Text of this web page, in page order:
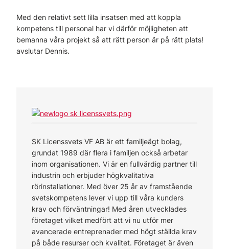
Med den relativt sett lilla insatsen med att koppla
kompetens till personal har vi därför möjligheten att
bemanna våra projekt så att rätt person är på rätt plats!
avslutar Dennis.
SK Licenssvets VF AB är ett familjeägt bolag,
grundat 1989 där flera i familjen också arbetar
inom organisationen. Vi är en fullvärdig partner till
industrin och erbjuder högkvalitativa
rörinstallationer. Med över 25 år av framstående
svetskompetens lever vi upp till våra kunders
krav och förväntningar! Med åren utvecklades
företaget vilket medfört att vi nu utför mer
avancerade entreprenader med högt ställda krav
på både resurser och kvalitet. Företaget är även